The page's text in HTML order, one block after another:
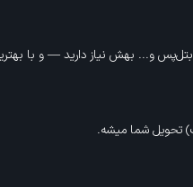
و... بهش نیاز دارید — و با